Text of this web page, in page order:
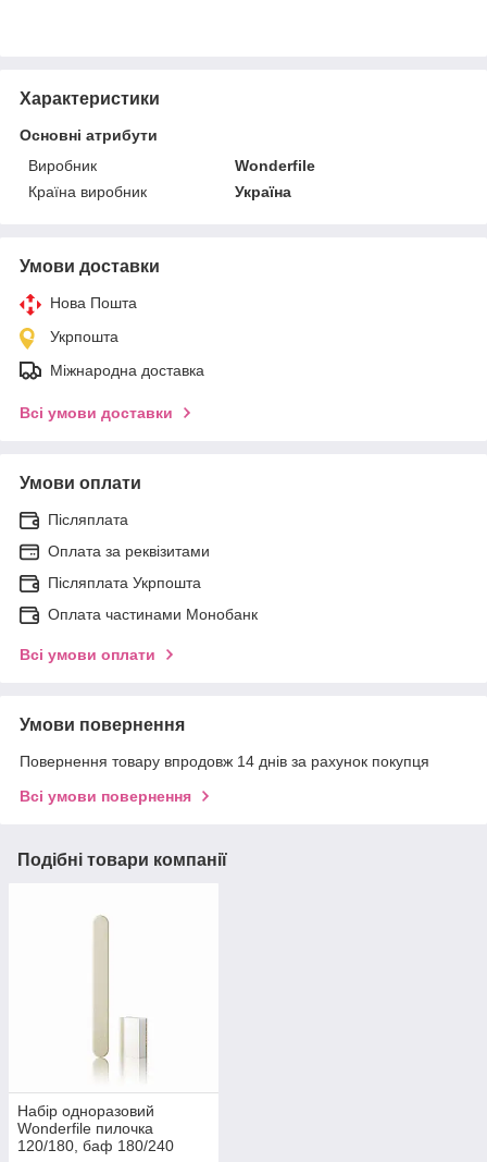
Характеристики
Основні атрибути
Виробник
Wonderfile
Країна виробник
Україна
Умови доставки
Нова Пошта
Укрпошта
Міжнародна доставка
Всі умови доставки
Умови оплати
Післяплата
Оплата за реквізитами
Післяплата Укрпошта
Оплата частинами Монобанк
Всі умови оплати
Умови повернення
Повернення товару впродовж 14 днів за рахунок покупця
Всі умови повернення
Подібні товари компанії
Набір одноразовий
Wonderfile пилочка
120/180, баф 180/240